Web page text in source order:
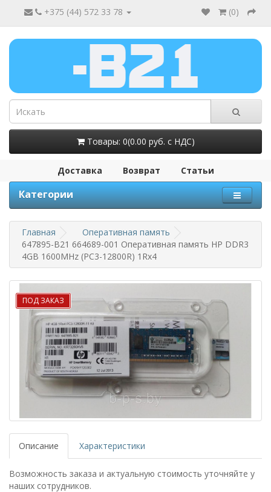
+375 (44) 572 33 78 (0)
Товары: 0(0.00 руб. с НДС)
Доставка Возврат Статьи
Категории
Главная
Оперативная память
647895-B21 664689-001 Оперативная память HP DDR3
4GB 1600MHz (PC3-12800R) 1Rx4
ПОД ЗАКАЗ
Описание Характеристики
Возможность заказа и актуальную стоимость уточняйте у
наших сотрудников.